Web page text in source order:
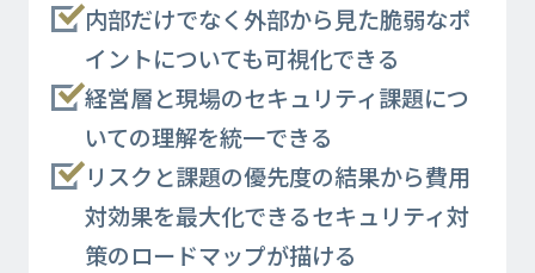
内部だけでなく外部から見た脆弱なポ
イントについても可視化できる
経営層と現場のセキュリティ課題につ
いての理解を統一できる
リスクと課題の優先度の結果から費用
対効果を最大化できるセキュリティ対
策のロードマップが描ける